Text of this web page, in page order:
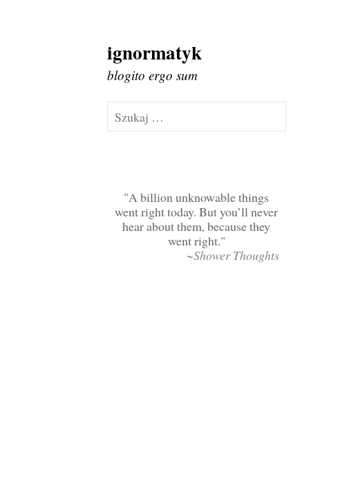
Skip
to
content
ignormatyk
blogito ergo sum
Szukaj:
A billion unknowable things
went right today. But you’ll never
hear about them, because they
went right.
~Shower Thoughts